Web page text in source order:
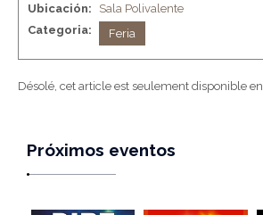
Ubicación:
Sala Polivalente
Categoria:
Feria
Désolé, cet article est seulement disponible en
Próximos eventos